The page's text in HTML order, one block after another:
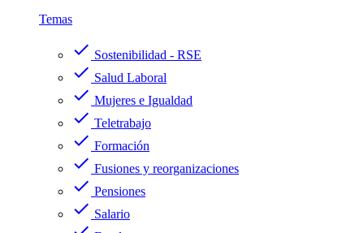
Temas
check Sostenibilidad - RSE
check Salud Laboral
check Mujeres e Igualdad
check Teletrabajo
check Formación
check Fusiones y reorganizaciones
check Pensiones
check Salario